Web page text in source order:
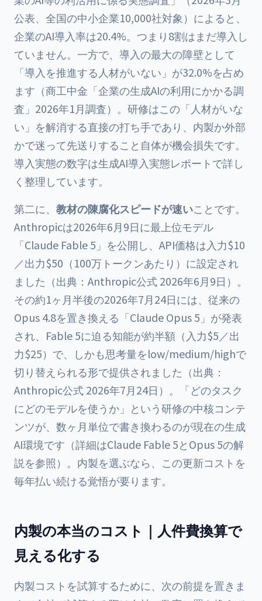
公表、全国の中小企業10,000社対象）によると、
企業のAI導入率は20.4%。つまり8割はまだ導入し
ていません。一方で、導入の最大の障壁として
「導入を推進する人材がいない」が32.0%を占め
ます（商工中金「企業の生成AIの利用にかかる調
査」2026年1月調査）。研修はこの「人材がいな
い」を解消する直接の打ち手であり、内製か外部
かで迷って先送りすること自体が機会損失です。
導入実態の数字は生成AI導入実態レポートで詳し
く整理しています。
第二に、 教材の陳腐化スピードが速いことです。
Anthropicは2026年6月9日に最上位モデル
「Claude Fable 5」を公開し、API価格は入力$10
／出力$50（100万トークンあたり）に設定され
ました（出典：Anthropic公式 2026年6月9日）。
その約1ヶ月半後の2026年7月24日には、従来の
Opus 4.8を置き換える「Claude Opus 5」が発表
され、Fable 5に迫る知能が約半額（入力$5／出
力$25）で、しかも思考量をlow/medium/highで
切り替えられる形で提供されました（出典：
Anthropic公式 2026年7月24日）。「どのタスク
にどのモデルを使うか」という研修の中核コンテ
ンツが、数ヶ月単位で書き換わるのが現在の生成
AI環境です（詳細はClaude Fable 5とOpus 5の解
説を参照）。内製を選ぶなら、この更新コストを
毎年払い続ける覚悟が要ります。
内製の本当のコスト｜人件費換算で
見える化する
内製コストを試算するために、次の前提を置きま